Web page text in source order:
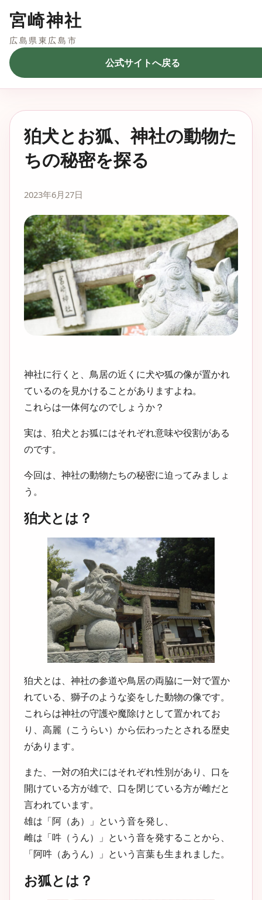
宮崎神社
広島県東広島市
公式サイトへ戻る
狛犬とお狐、神社の動物た
ちの秘密を探る
2023年6月27日
神社に行くと、鳥居の近くに犬や狐の像が置かれ
ているのを見かけることがありますよね。
これらは一体何なのでしょうか？
実は、狛犬とお狐にはそれぞれ意味や役割がある
のです。
今回は、神社の動物たちの秘密に迫ってみましょ
う。
狛犬とは？
狛犬とは、神社の参道や鳥居の両脇に一対で置か
れている、獅子のような姿をした動物の像です。
これらは神社の守護や魔除けとして置かれてお
り、高麗（こうらい）から伝わったとされる歴史
があります。
また、一対の狛犬にはそれぞれ性別があり、口を
開けている方が雄で、口を閉じている方が雌だと
言われています。
雄は「阿（あ）」という音を発し、
雌は「吽（うん）」という音を発することから、
「阿吽（あうん）」という言葉も生まれました。
お狐とは？